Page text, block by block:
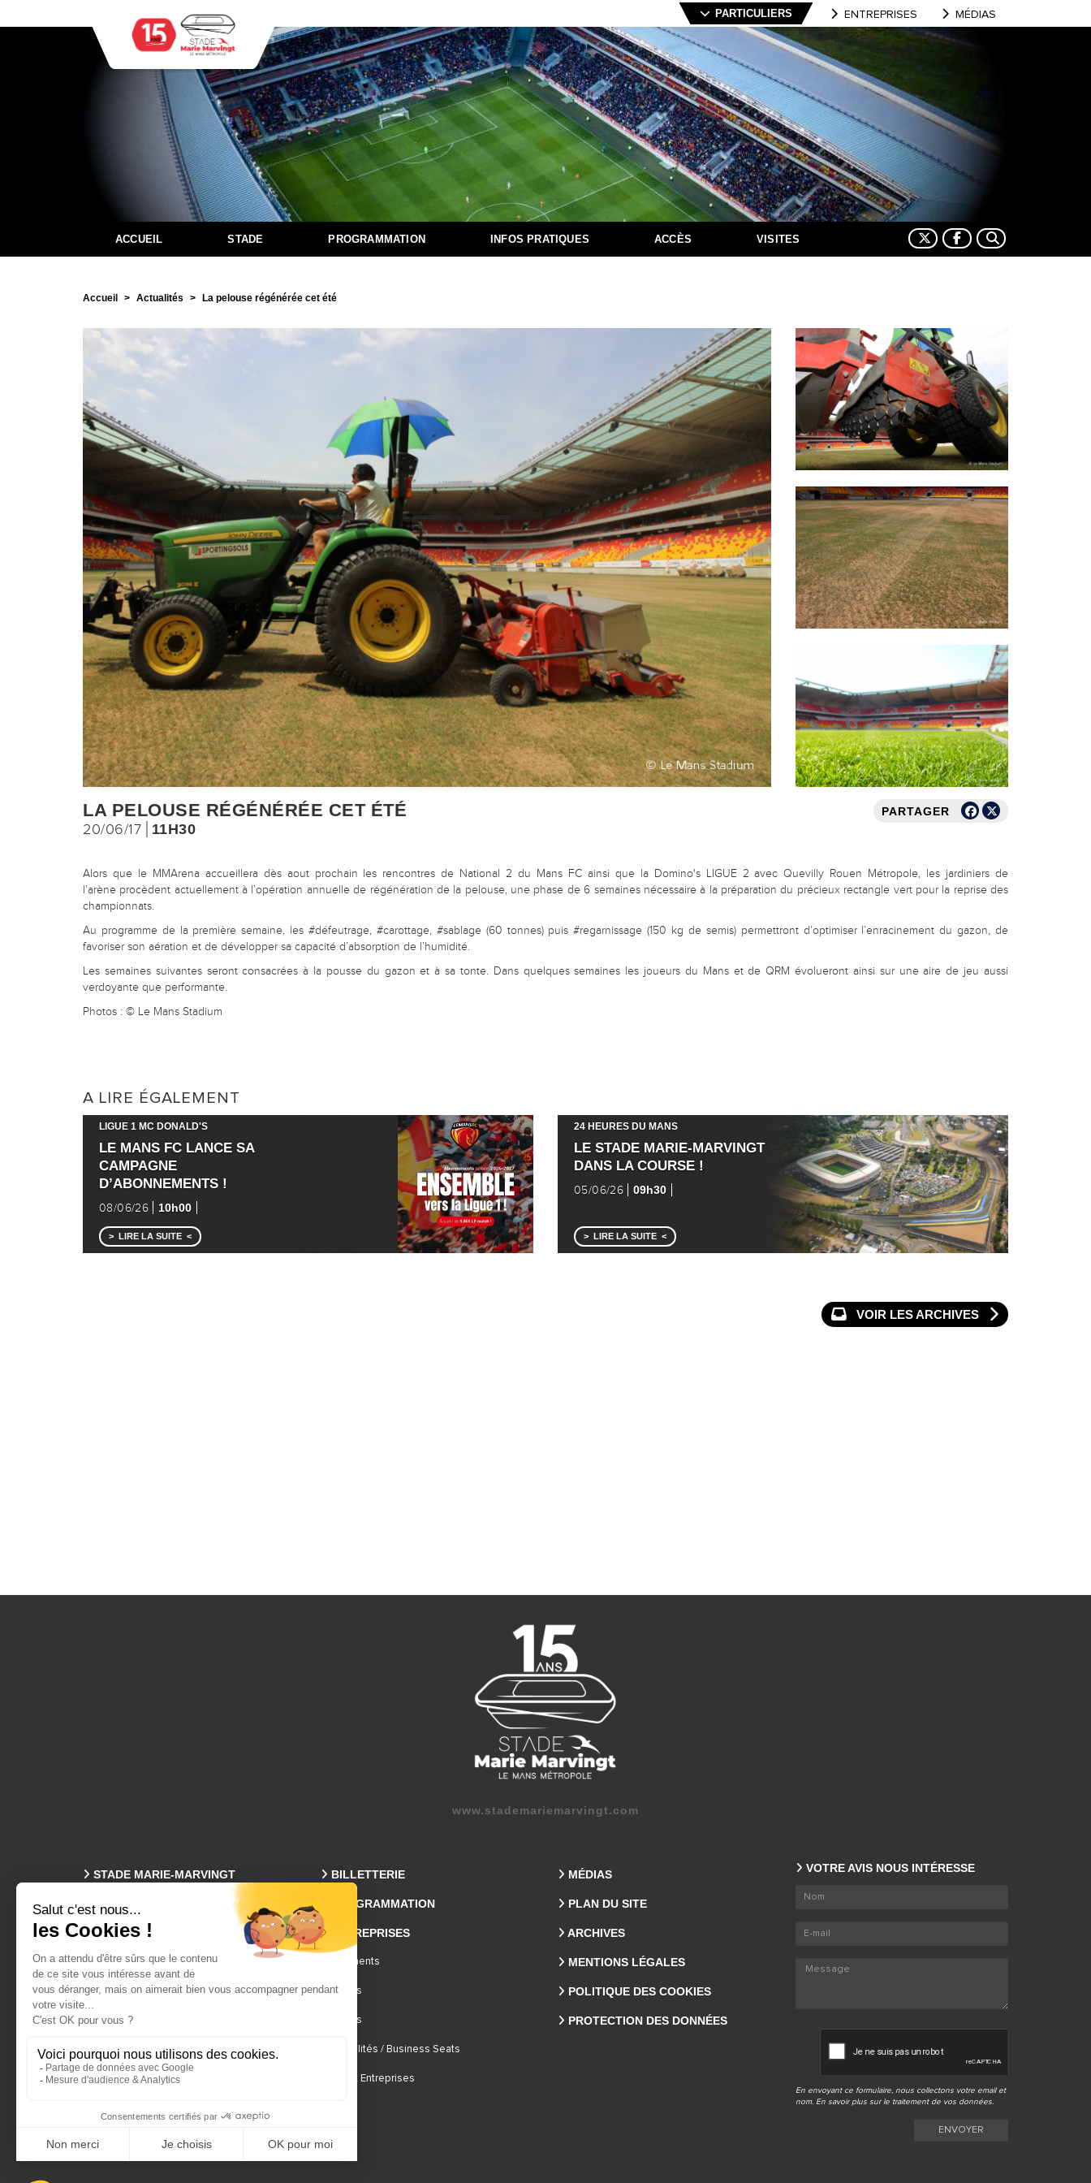
PARTICULIERS ENTREPRISES MÉDIAS
ACCUEIL STADE PROGRAMMATION INFOS PRATIQUES ACCÈS VISITES
Accueil Actualités La pelouse régénérée cet été
PARTAGER
LA PELOUSE RÉGÉNÉRÉE CET ÉTÉ
20/06/17 11H30
Alors que le MMArena accueillera dès aout prochain les rencontres de National 2 du Mans FC ainsi que la Domino's LIGUE 2 avec Quevilly Rouen Métropole, les jardiniers de
l’arène procèdent actuellement à l’opération annuelle de régénération de la pelouse, une phase de 6 semaines nécessaire à la préparation du précieux rectangle vert pour la reprise des
championnats.
Au programme de la première semaine, les #défeutrage, #carottage, #sablage (60 tonnes) puis #regarnissage (150 kg de semis) permettront d’optimiser l’enracinement du gazon, de
favoriser son aération et de développer sa capacité d’absorption de l’humidité.
Les semaines suivantes seront consacrées à la pousse du gazon et à sa tonte. Dans quelques semaines les joueurs du Mans et de QRM évolueront ainsi sur une aire de jeu aussi
verdoyante que performante.
Photos : © Le Mans Stadium
A LIRE ÉGALEMENT
LIGUE 1 MC DONALD'S
LE MANS FC LANCE SA
CAMPAGNE
D’ABONNEMENTS !
08/06/26 10h00
LIRE LA SUITE
24 HEURES DU MANS
LE STADE MARIE-MARVINGT
DANS LA COURSE !
05/06/26 09h30
LIRE LA SUITE
VOIR LES ARCHIVES
www.stademariemarvingt.com
STADE MARIE-MARVINGT
Accès & Parkings
Visites
Infos Pratiques
Facebook
Twitter-X
BILLETTERIE
PROGRAMMATION
ENTREPRISES
Événements
Espaces
Services
Hospitalités / Business Seats
Contact Entreprises
MÉDIAS
PLAN DU SITE
ARCHIVES
MENTIONS LÉGALES
POLITIQUE DES COOKIES
PROTECTION DES DONNÉES
VOTRE AVIS NOUS INTÉRESSE
En envoyant ce formulaire, nous collectons votre email et
nom. En savoir plus sur le traitement de vos données.
ENVOYER